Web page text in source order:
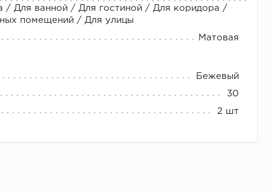
/ Для ванной / Для гостиной / Для коридора /
помещений / Для улицы
Матовая
Бежевый
30
2 шт